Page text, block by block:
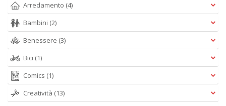
Arredamento (4)
Bambini (2)
Benessere (3)
Bici (1)
Comics (1)
Creatività (13)